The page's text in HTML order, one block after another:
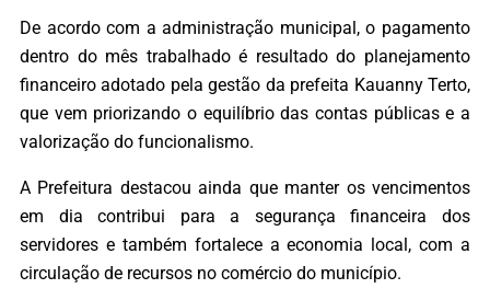
De acordo com a administração municipal, o pagamento
dentro do mês trabalhado é resultado do planejamento
financeiro adotado pela gestão da prefeita Kauanny Terto,
que vem priorizando o equilíbrio das contas públicas e a
valorização do funcionalismo.
A Prefeitura destacou ainda que manter os vencimentos
em dia contribui para a segurança financeira dos
servidores e também fortalece a economia local, com a
circulação de recursos no comércio do município.